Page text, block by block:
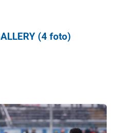
(4 foto)